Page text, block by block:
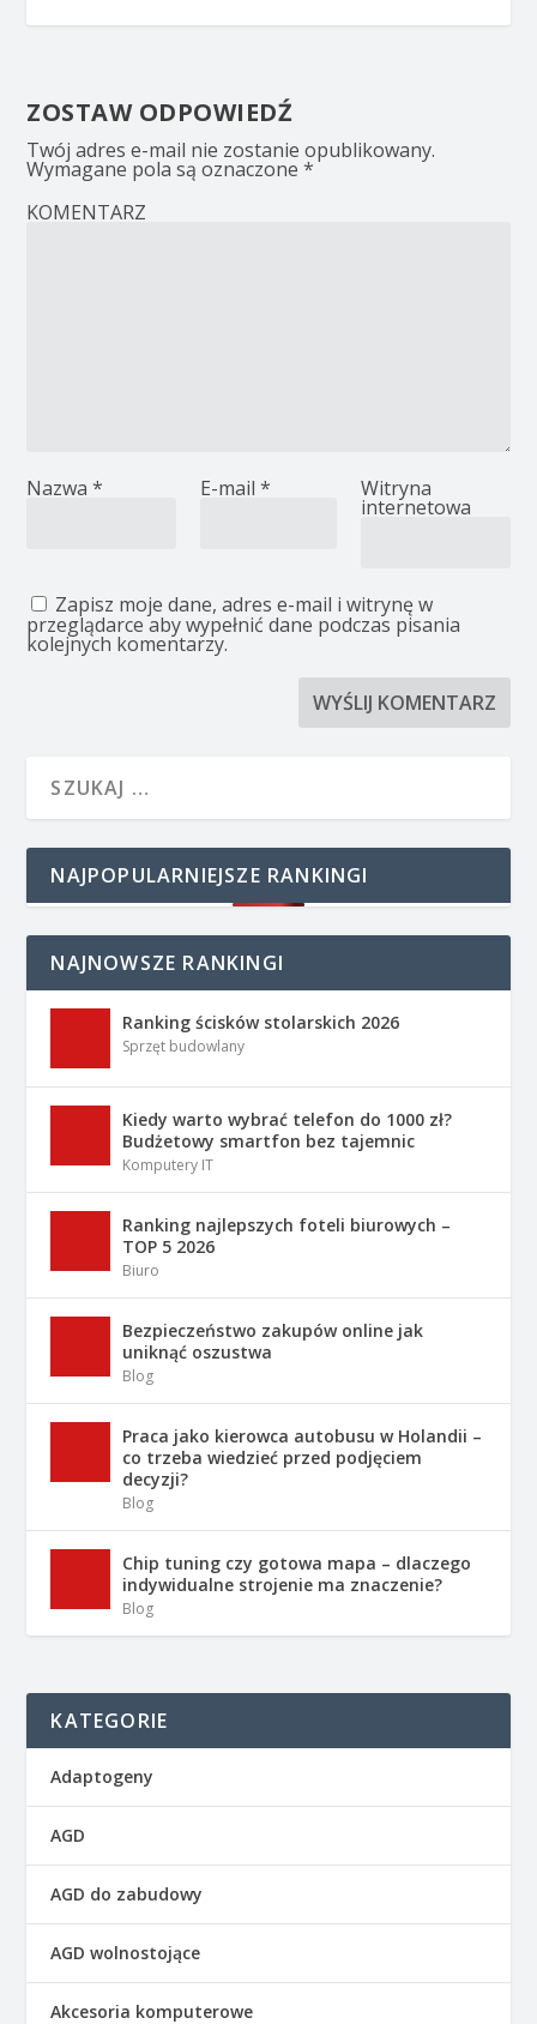
ZOSTAW ODPOWIEDŹ
Twój adres e-mail nie zostanie opublikowany.
Wymagane pola są oznaczone*
KOMENTARZ
Nazwa* E-mail * Witryna
internetowa
Zapisz moje dane, adres e-mail i witrynę w
przeglądarce aby wypełnić dane podczas pisania
kolejnych komentarzy.
NAJPOPULARNIEJSZE RANKINGI
NAJNOWSZE RANKINGI
Ranking ścisków stolarskich 2026
Sprzęt budowlany
Kiedy warto wybrać telefon do 1000 zł?
Budżetowy smartfon bez tajemnic
Komputery IT
Ranking najlepszych foteli biurowych –
TOP 5 2026
Biuro
Bezpieczeństwo zakupów online jak
uniknąć oszustwa
Blog
Praca jako kierowca autobusu w Holandii –
co trzeba wiedzieć przed podjęciem
decyzji?
Blog
Chip tuning czy gotowa mapa – dlaczego
indywidualne strojenie ma znaczenie?
Blog
KATEGORIE
Adaptogeny
AGD
AGD do zabudowy
AGD wolnostojące
Akcesoria komputerowe